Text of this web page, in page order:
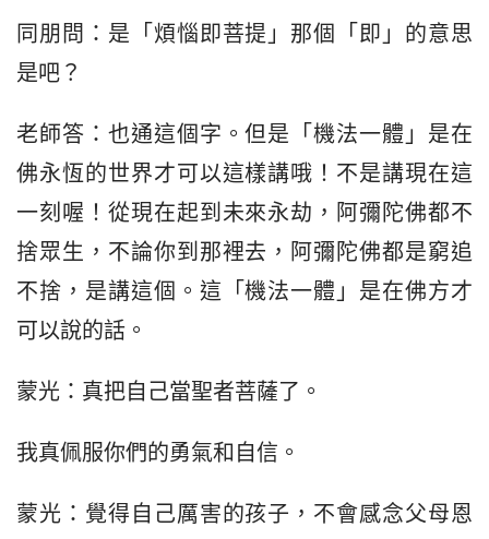
同朋問：是「煩惱即菩提」那個「即」的意思
是吧？
老師答：也通這個字。但是「機法一體」是在
佛永恆的世界才可以這樣講哦！不是講現在這
一刻喔！從現在起到未來永劫，阿彌陀佛都不
捨眾生，不論你到那裡去，阿彌陀佛都是窮追
不捨，是講這個。這「機法一體」是在佛方才
可以說的話。
蒙光：真把自己當聖者菩薩了。
我真佩服你們的勇氣和自信。
蒙光：覺得自己厲害的孩子，不會感念父母恩